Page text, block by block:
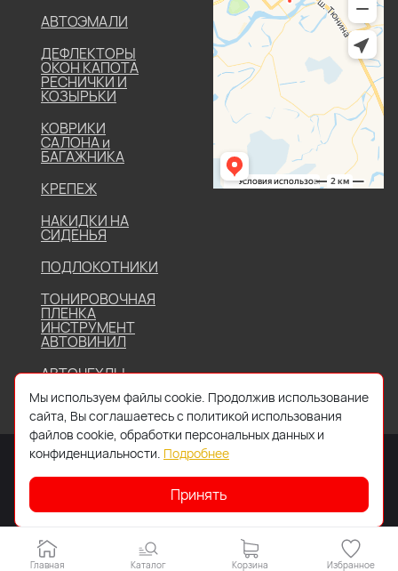
АВТОЭМАЛИ
ДЕФЛЕКТОРЫ
ОКОН КАПОТА
РЕСНИЧКИ И
КОЗЫРЬКИ
КОВРИКИ
САЛОНА и
БАГАЖНИКА
КРЕПЕЖ
НАКИДКИ НА
СИДЕНЬЯ
ПОДЛОКОТНИКИ
ТОНИРОВОЧНАЯ
ПЛЕНКА
ИНСТРУМЕНТ
АВТОВИНИЛ
АВТОЧЕХЛЫ
2026 © Все права защищены. Работает наIDIGI
Главная Каталог Корзина Избранное
Мы используем файлы cookie. Продолжив использование
сайта, Вы соглашаетесь с политикой использования
файлов cookie, обработки персональных данных и
конфиденциальности. Подробнее
Принять